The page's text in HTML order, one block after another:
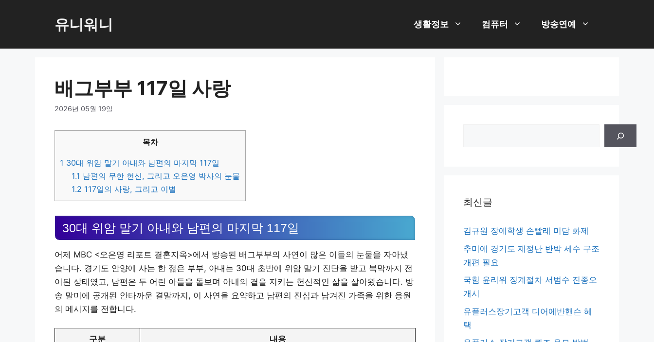
로
유니워니 생활정보 컴퓨터 방송연예
배그부부 117일 사랑
2026년 05월 19일
목차
1 30대 위암 말기 아내와 남편의 마지막 117일
1.1 남편의 무한 헌신, 그리고 오은영 박사의 눈물
1.2 117일의 사랑, 그리고 이별
30대 위암 말기 아내와 남편의 마지막 117일
어제 MBC <오은영 리포트 결혼지옥>에서 방송된 배그부부의 사연이 많은 이들의 눈물을 자아냈
습니다. 경기도 안양에 사는 한 젊은 부부, 아내는 30대 초반에 위암 말기 진단을 받고 복막까지 전
이된 상태였고, 남편은 두 어린 아들을 돌보며 아내의 곁을 지키는 헌신적인 삶을 살아왔습니다. 방
송 말미에 공개된 안타까운 결말까지, 이 사연을 요약하고 남편의 진심과 남겨진 가족을 위한 응원
의 메시지를 전합니다.
구분 내용
최신글
김규원 장애학생 손빨래 미담 화제
추미애 경기도 재정난 반박 세수 구조
개편 필요
국힘 윤리위 징계절차 서범수 진종오
개시
유플러스장기고객 디어에반핸슨 혜
택